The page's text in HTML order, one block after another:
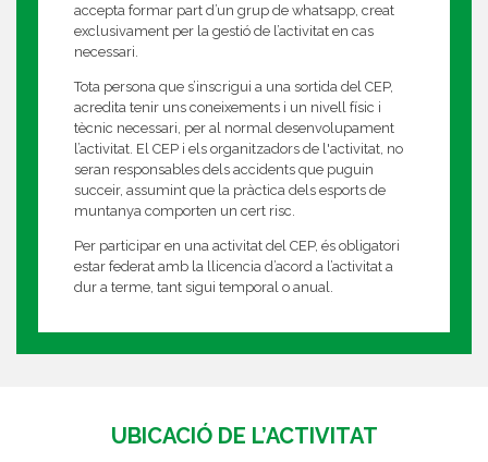
accepta formar part d’un grup de whatsapp, creat
exclusivament per la gestió de l’activitat en cas
necessari.
Tota persona que s’inscrigui a una sortida del CEP,
acredita tenir uns coneixements i un nivell físic i
tècnic necessari, per al normal desenvolupament
l’activitat. El CEP i els organitzadors de l'activitat, no
seran responsables dels accidents que puguin
succeir, assumint que la pràctica dels esports de
muntanya comporten un cert risc.
Per participar en una activitat del CEP, és obligatori
estar federat amb la llicencia d’acord a l’activitat a
dur a terme, tant sigui temporal o anual.
UBICACIÓ DE L’ACTIVITAT